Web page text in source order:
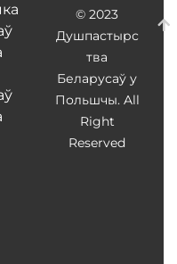
© 2023
Душпастырс
тва
Беларусаў у
Польшчы. All
Right
Reserved